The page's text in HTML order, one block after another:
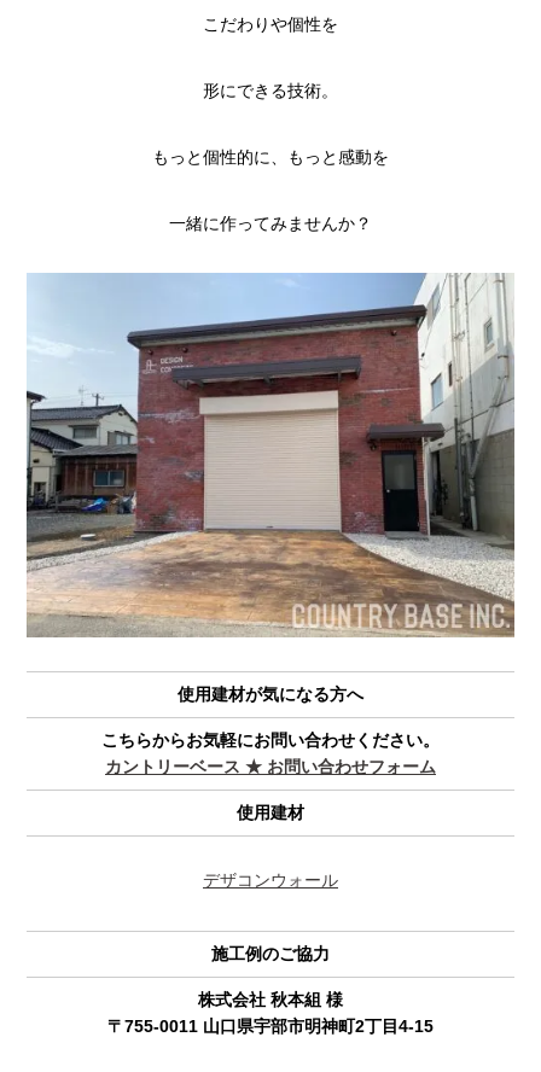
こだわりや個性を
形にできる技術。
もっと個性的に、もっと感動を
一緒に作ってみませんか？
使用建材が気になる方へ
こちらからお気軽にお問い合わせください。
カントリーベース ★ お問い合わせフォーム
使用建材
デザコンウォール
施工例のご協力
株式会社 秋本組 様
〒755-0011 山口県宇部市明神町2丁目4-15